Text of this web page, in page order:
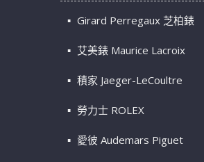
Girard Perregaux 芝柏錶
艾美錶 Maurice Lacroix
積家 Jaeger-LeCoultre
勞力士 ROLEX
愛彼 Audemars Piguet